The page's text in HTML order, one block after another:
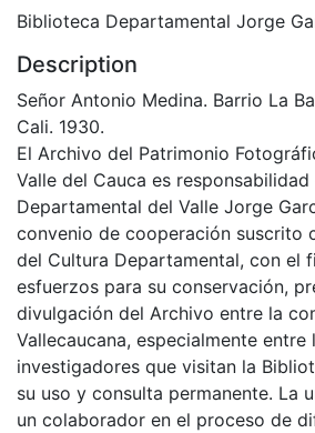
Biblioteca Departamental Jorge
Description
Señor Antonio Medina. Barrio La
Cali. 1930.
El Archivo del Patrimonio
Valle del Cauca es
Departamental del Valle Jorge
convenio de cooperación suscrito
del Cultura Departamental, con el
esfuerzos para su conservación,
divulgación del Archivo entre la
Vallecaucana, especialmente entre
investigadores que visitan la
su uso y consulta permanente. La
un colaborador en el proceso de